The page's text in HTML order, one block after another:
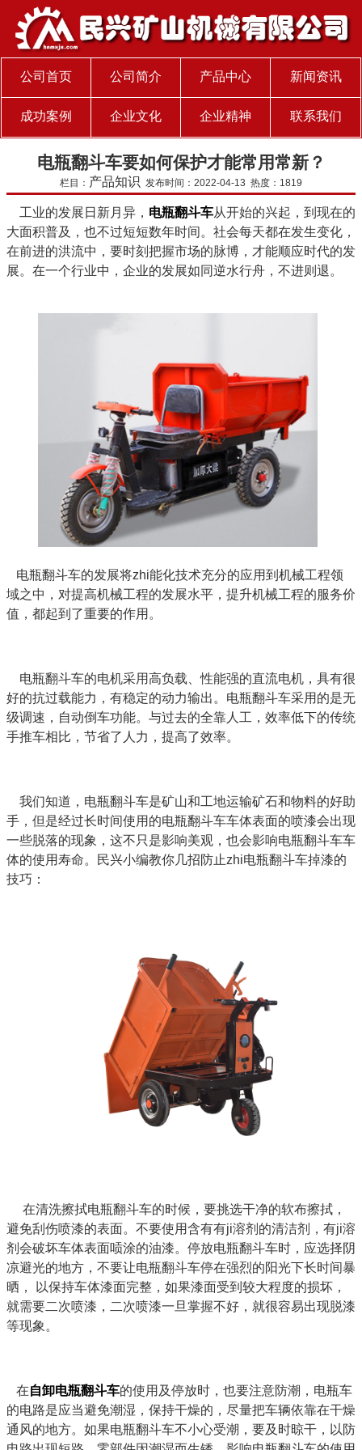
公司首页 公司简介 产品中心 新闻资讯
成功案例 企业文化 企业精神 联系我们
电瓶翻斗车要如何保护才能常用常新？
栏目： 产品知识 发布时间：2022-04-13 热度：1819
工业的发展日新月异， 电瓶翻斗车从开始的兴起，到现在的
大面积普及，也不过短短数年时间。社会每天都在发生变化，
在前进的洪流中，要时刻把握市场的脉博，才能顺应时代的发
展。在一个行业中，企业的发展如同逆水行舟，不进则退。
电瓶翻斗车的发展将zhi能化技术充分的应用到机械工程领
域之中，对提高机械工程的发展水平，提升机械工程的服务价
值，都起到了重要的作用。
电瓶翻斗车的电机采用高负载、性能强的直流电机，具有很
好的抗过载能力，有稳定的动力输出。电瓶翻斗车采用的是无
级调速，自动倒车功能。与过去的全靠人工，效率低下的传统
手推车相比，节省了人力，提高了效率。
我们知道，电瓶翻斗车是矿山和工地运输矿石和物料的好助
手，但是经过长时间使用的电瓶翻斗车车体表面的喷漆会出现
一些脱落的现象，这不只是影响美观，也会影响电瓶翻斗车车
体的使用寿命。民兴小编教你几招防止zhi电瓶翻斗车掉漆的
技巧：
在清洗擦拭电瓶翻斗车的时候，要挑选干净的软布擦拭，
避免刮伤喷漆的表面。不要使用含有有ji溶剂的清洁剂，有ji溶
剂会破坏车体表面唝涂的油漆。停放电瓶翻斗车时，应选择阴
凉避光的地方，不要让电瓶翻斗车停在强烈的阳光下长时间暴
晒， 以保持车体漆面完整，如果漆面受到较大程度的损坏，
就需要二次喷漆，二次喷漆一旦掌握不好，就很容易出现脱漆
等现象。
在自卸电瓶翻斗车的使用及停放时，也要注意防潮，电瓶车
的电路是应当避免潮湿，保持干燥的，尽量把车辆依靠在干燥
通风的地方。如果电瓶翻斗车不小心受潮，要及时晾干，以防